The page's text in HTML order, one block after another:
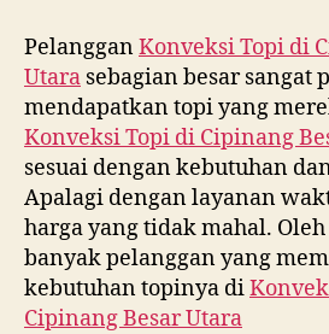
PelangganKonveksi Topi di
Utara sebagian besar sangat
mendapatkan topi yang
Konveksi Topi di Cipinang
sesuai dengan kebutuhan
Apalagi dengan layanan
harga yang tidak mahal.
banyak pelanggan yang
kebutuhan topinya di
Cipinang Besar Utara